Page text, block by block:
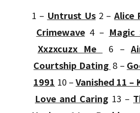
1 – Untrust Us2 –Alice
Crimewave4 – Magic
Xxzxcuzx Me
6 –
Courtship Dating 8 –
1991 10 –Vanished 11 –
Love and Caring 13 –